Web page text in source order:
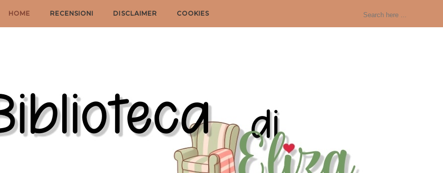
HOME RECENSIONI DISCLAIMER COOKIES